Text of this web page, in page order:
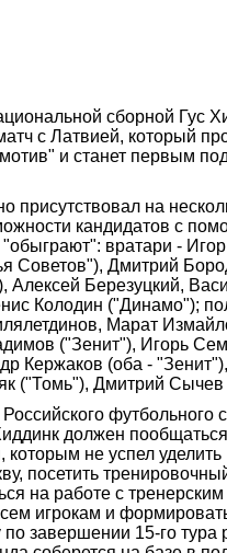
сборной Гус
с Латвией, который
и станет первым
присутствовал на
кандидатов с
"обыграют": вратари -
Советов"), Дмитрий
Алексей Березуцкий,
Колодин ("Динамо");
Марат
("Зенит"), Игорь
Кержаков (оба -
("Томь"), Дмитрий
должен
которым не успел
посетить
на работе с
игрокам и
завершении 15-го тура